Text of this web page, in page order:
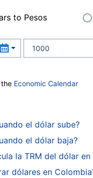
to Pesos
the Economic Calendar
el dólar sube?
el dólar baja?
la TRM del dólar
dólares en